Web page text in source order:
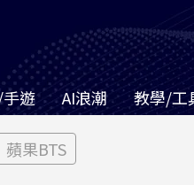
遊 AI浪潮 教學/工
蘋果BTS